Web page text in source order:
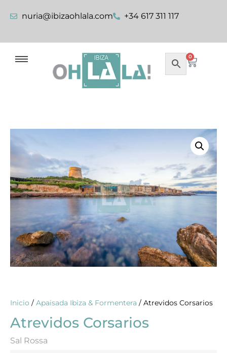
nuria@ibizaohlala.com +34 617 311 117
0
Inicio / Apaisada Ibiza & Formentera / Atrevidos Corsarios
Atrevidos Corsarios
Sal Rossa